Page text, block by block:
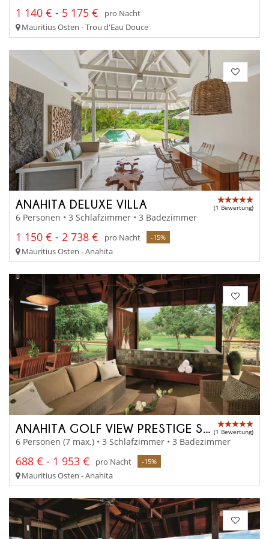
1 140 € - 5 175 €
pro Nacht
Mauritius Osten - Trou d'Eau Douce
ANAHITA DELUXE VILLA (1 Bewertung)
6 Personen • 3 Schlafzimmer • 3 Badezimmer
1 150 € - 2 738 € pro Nacht -15%
Mauritius Osten - Anahita
ANAHITA GOLF VIEW PRESTIGE SUITE (1 Bewertung)
6 Personen (7 max.) • 3 Schlafzimmer • 3 Badezimmer
688 € - 1 953 € pro Nacht -15%
Mauritius Osten - Anahita